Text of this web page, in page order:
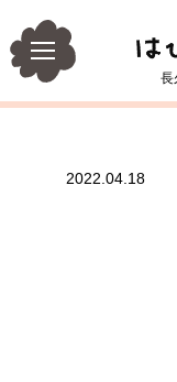
長
2022.04.18